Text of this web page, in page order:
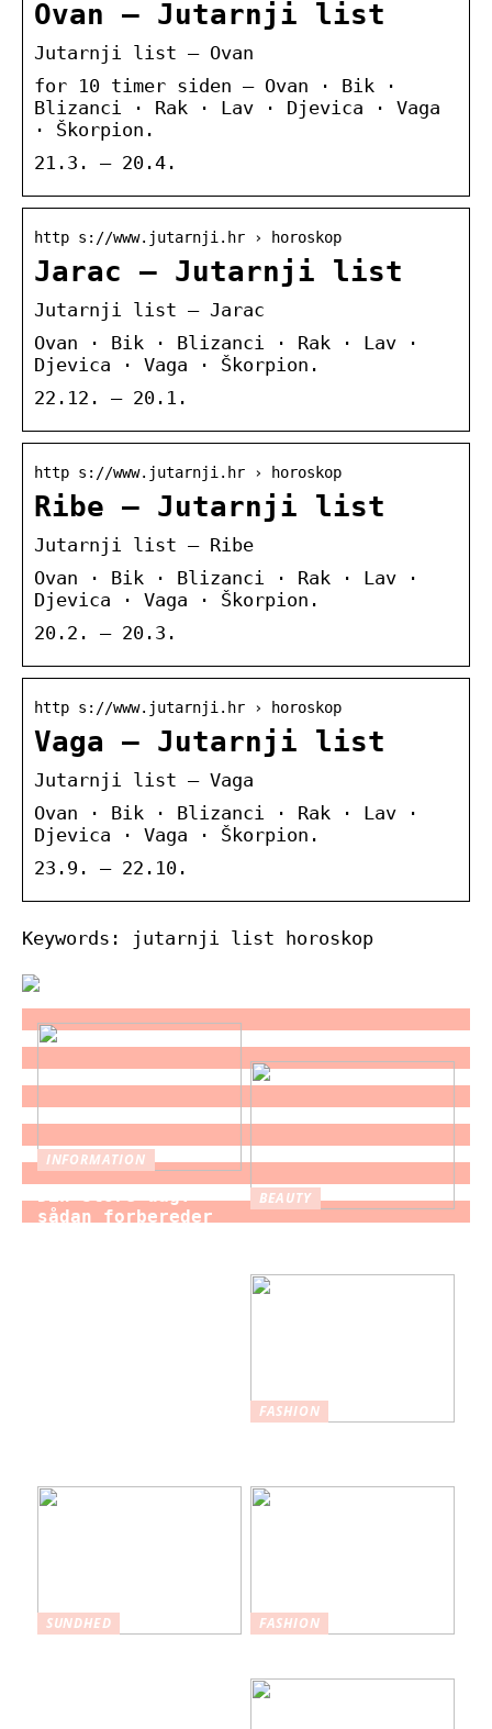
Ovan – Jutarnji list
Jutarnji list – Ovan
for 10 timer siden — Ovan · Bik ·
Blizanci · Rak · Lav · Djevica · Vaga
· Škorpion.
21.3. – 20.4.
http s://www.jutarnji.hr › horoskop
Jarac – Jutarnji list
Jutarnji list – Jarac
Ovan · Bik · Blizanci · Rak · Lav ·
Djevica · Vaga · Škorpion.
22.12. – 20.1.
http s://www.jutarnji.hr › horoskop
Ribe – Jutarnji list
Jutarnji list – Ribe
Ovan · Bik · Blizanci · Rak · Lav ·
Djevica · Vaga · Škorpion.
20.2. – 20.3.
http s://www.jutarnji.hr › horoskop
Vaga – Jutarnji list
Jutarnji list – Vaga
Ovan · Bik · Blizanci · Rak · Lav ·
Djevica · Vaga · Škorpion.
23.9. – 22.10.
Keywords: jutarnji list horoskop
INFORMATION
Din store dag:
sådan forbereder
BEAUTY
FASHION
SUNDHED FASHION